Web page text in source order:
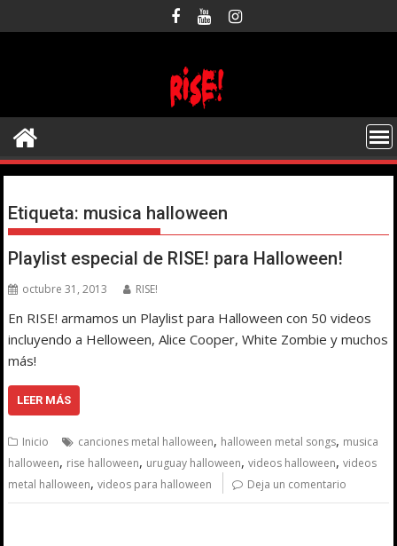
al
Etiqueta: musica halloween
Playlist especial de RISE! para Halloween!
octubre 31, 2013 RISE!
En RISE! armamos un Playlist para Halloween con 50 videos
incluyendo a Helloween, Alice Cooper, White Zombie y muchos
más!
LEER MÁS
Inicio canciones metal halloween, halloween metal songs, musica
halloween, rise halloween, uruguay halloween,videos halloween,videos
metal halloween,videos para halloween Deja un comentario